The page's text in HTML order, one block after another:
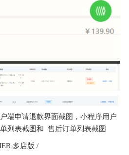
端申请退款界面截图，小程序用户
列表截图和  售后订单列表截图
多店版 /